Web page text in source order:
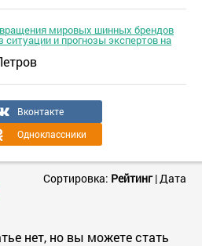
мировых шинных брендов
ситуации и прогнозы экспертов на
Вконтакте
Одноклассники
Сортировка: Рейтинг|Дата
нет, но вы можете стать